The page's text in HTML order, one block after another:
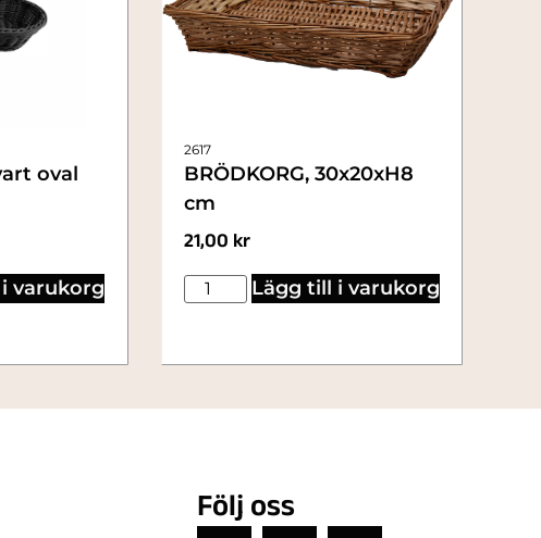
oval
varukorg
2617
BRÖDKORG, 30x20xH8
cm
21,00 kr
Lägg till i varukorg
Följ oss